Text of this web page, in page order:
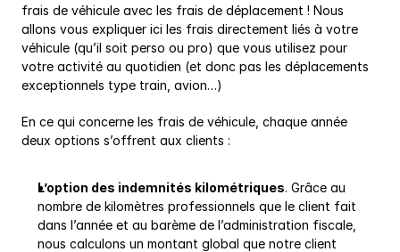
frais de véhicule avec les frais de déplacement ! Nous
allons vous expliquer ici les frais directement liés à votre
véhicule (qu’il soit perso ou pro) que vous utilisez pour
votre activité au quotidien (et donc pas les déplacements
exceptionnels type train, avion…)
En ce qui concerne les frais de véhicule, chaque année
deux options s’offrent aux clients :
L’option des indemnités kilométriques. Grâce au
nombre de kilomètres professionnels que le client fait
dans l’année et au barème de l’administration fiscale,
nous calculons un montant global que notre client